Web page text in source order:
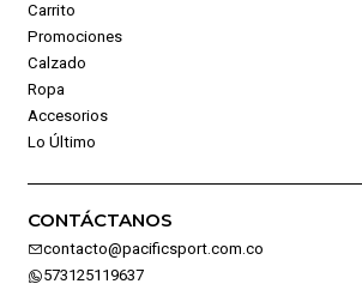
Carrito
Promociones
Calzado
Ropa
Accesorios
Lo Último
CONTÁCTANOS
contacto@pacificsport.com.co
573125119637